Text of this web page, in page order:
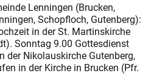
Lenningen (Brucken,
Schopfloch, Gutenberg):
in der St. Martinskirche
Sonntag 9.00 Gottesdienst
der Nikolauskirche Gutenberg,
in der Kirche in Brucken (Pfr.